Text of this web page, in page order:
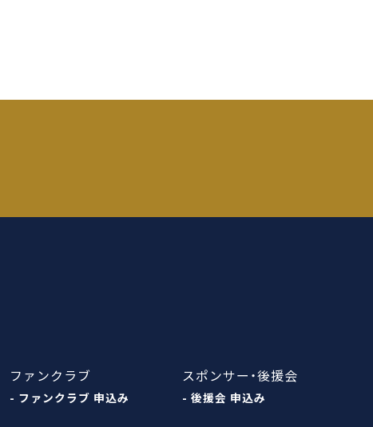
ファンクラブ
- ファンクラブ 申込み
スポンサー・後援会
- 後援会 申込み